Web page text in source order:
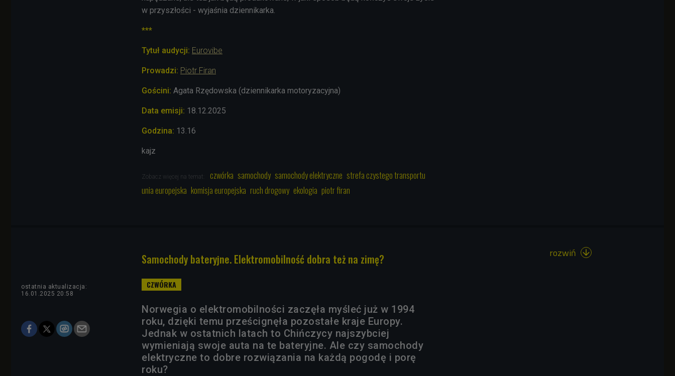
w przyszłości - wyjaśnia dziennikarka.
***
Tytuł audycji: Eurovibe
Prowadzi: Piotr Firan
Gościni: Agata Rzędowska (dziennikarka motoryzacyjna)
Data emisji: 18.12.2025
Godzina: 13.16
kajz
Zobacz więcej na temat: czwórka samochody samochody elektryczne strefa czystego transportu
unia europejska komisja europejska ruch drogowy ekologia piotr firan
Samochody bateryjne. Elektromobilność dobra też na zimę?
ostatnia aktualizacja:
16.01.2025 20:58
Norwegia o elektromobilności zaczęła myśleć już w 1994
roku, dzięki temu prześcignęła pozostałe kraje Europy.
Jednak w ostatnich latach to Chińczycy najszybciej
wymieniają swoje auta na te bateryjne. Ale czy samochody
elektryczne to dobre rozwiązania na każdą pogodę i porę
roku?
rozwiń 